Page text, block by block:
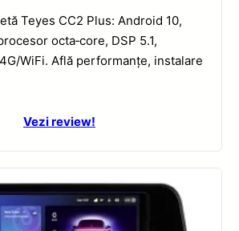
Teyes CC2 Plus: Android 10,
octa‑core, DSP 5.1,
WiFi. Află performanțe, instalare
Vezi review!